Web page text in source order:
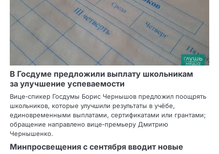
В Госдуме предложили выплату школьникам
за улучшение успеваемости
Вице‑спикер Госдумы Борис Чернышов предложил поощрять
школьников, которые улучшили результаты в учёбе,
единовременными выплатами, сертификатами или грантами;
обращение направлено вице‑премьеру Дмитрию
Чернышенко.
Минпросвещения с сентября вводит новые